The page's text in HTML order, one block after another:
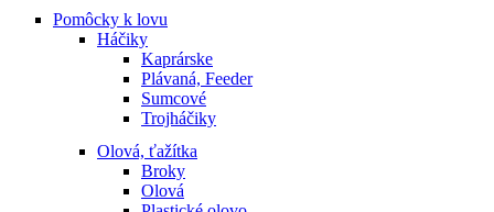
Pomôcky k lovu
Háčiky
Kaprárske
Plávaná, Feeder
Sumcové
Trojháčiky
Olová, ťažítka
Broky
Olová